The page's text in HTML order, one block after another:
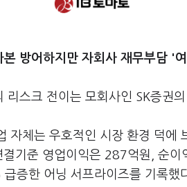
본 방어하지만 자회사 재무부담 '
리스크 전이는 모회사인 SK증권
자체는 우호적인 시장 환경 덕에
결기준 영업이익은 287억원, 순
증한 어닝 서프라이즈를 기록했